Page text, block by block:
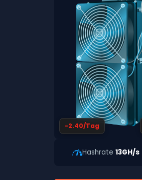
-2.40/Tag
Hashrate13GH/s